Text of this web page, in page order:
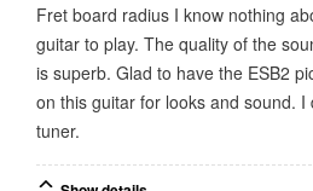
Fret board radius I know nothing
guitar to play. The quality of the sound up and down the neck
is superb. Glad to have the ESB2 pickup. I get compliments
on this guitar for looks and sound. I
tuner.